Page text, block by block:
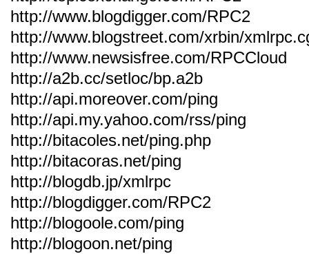
http://www.blogdigger.com/RPC2
http://www.blogstreet.com/xrbin/
http://www.newsisfree.com/RPCCloud
http://a2b.cc/setloc/bp.a2b
http://api.moreover.com/ping
http://api.my.yahoo.com/rss/ping
http://bitacoles.net/ping.php
http://bitacoras.net/ping
http://blogdb.jp/xmlrpc
http://blogdigger.com/RPC2
http://blogoole.com/ping
http://blogoon.net/ping